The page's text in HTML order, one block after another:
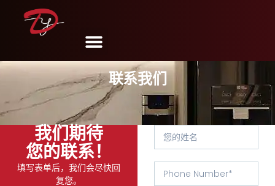
联系我们
我们期待
您的联系！
填写表单后，我们会尽快回
复您。